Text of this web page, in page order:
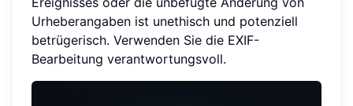
Urheberangaben ist unethisch und potenziell
betrügerisch. Verwenden Sie die EXIF-
Bearbeitung verantwortungsvoll.